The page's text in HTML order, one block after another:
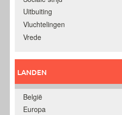
Uitbuiting
Vluchtelingen
Vrede
LANDEN
België
Europa